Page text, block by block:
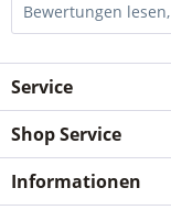
Bewertungen
Service
Shop Service
Informationen